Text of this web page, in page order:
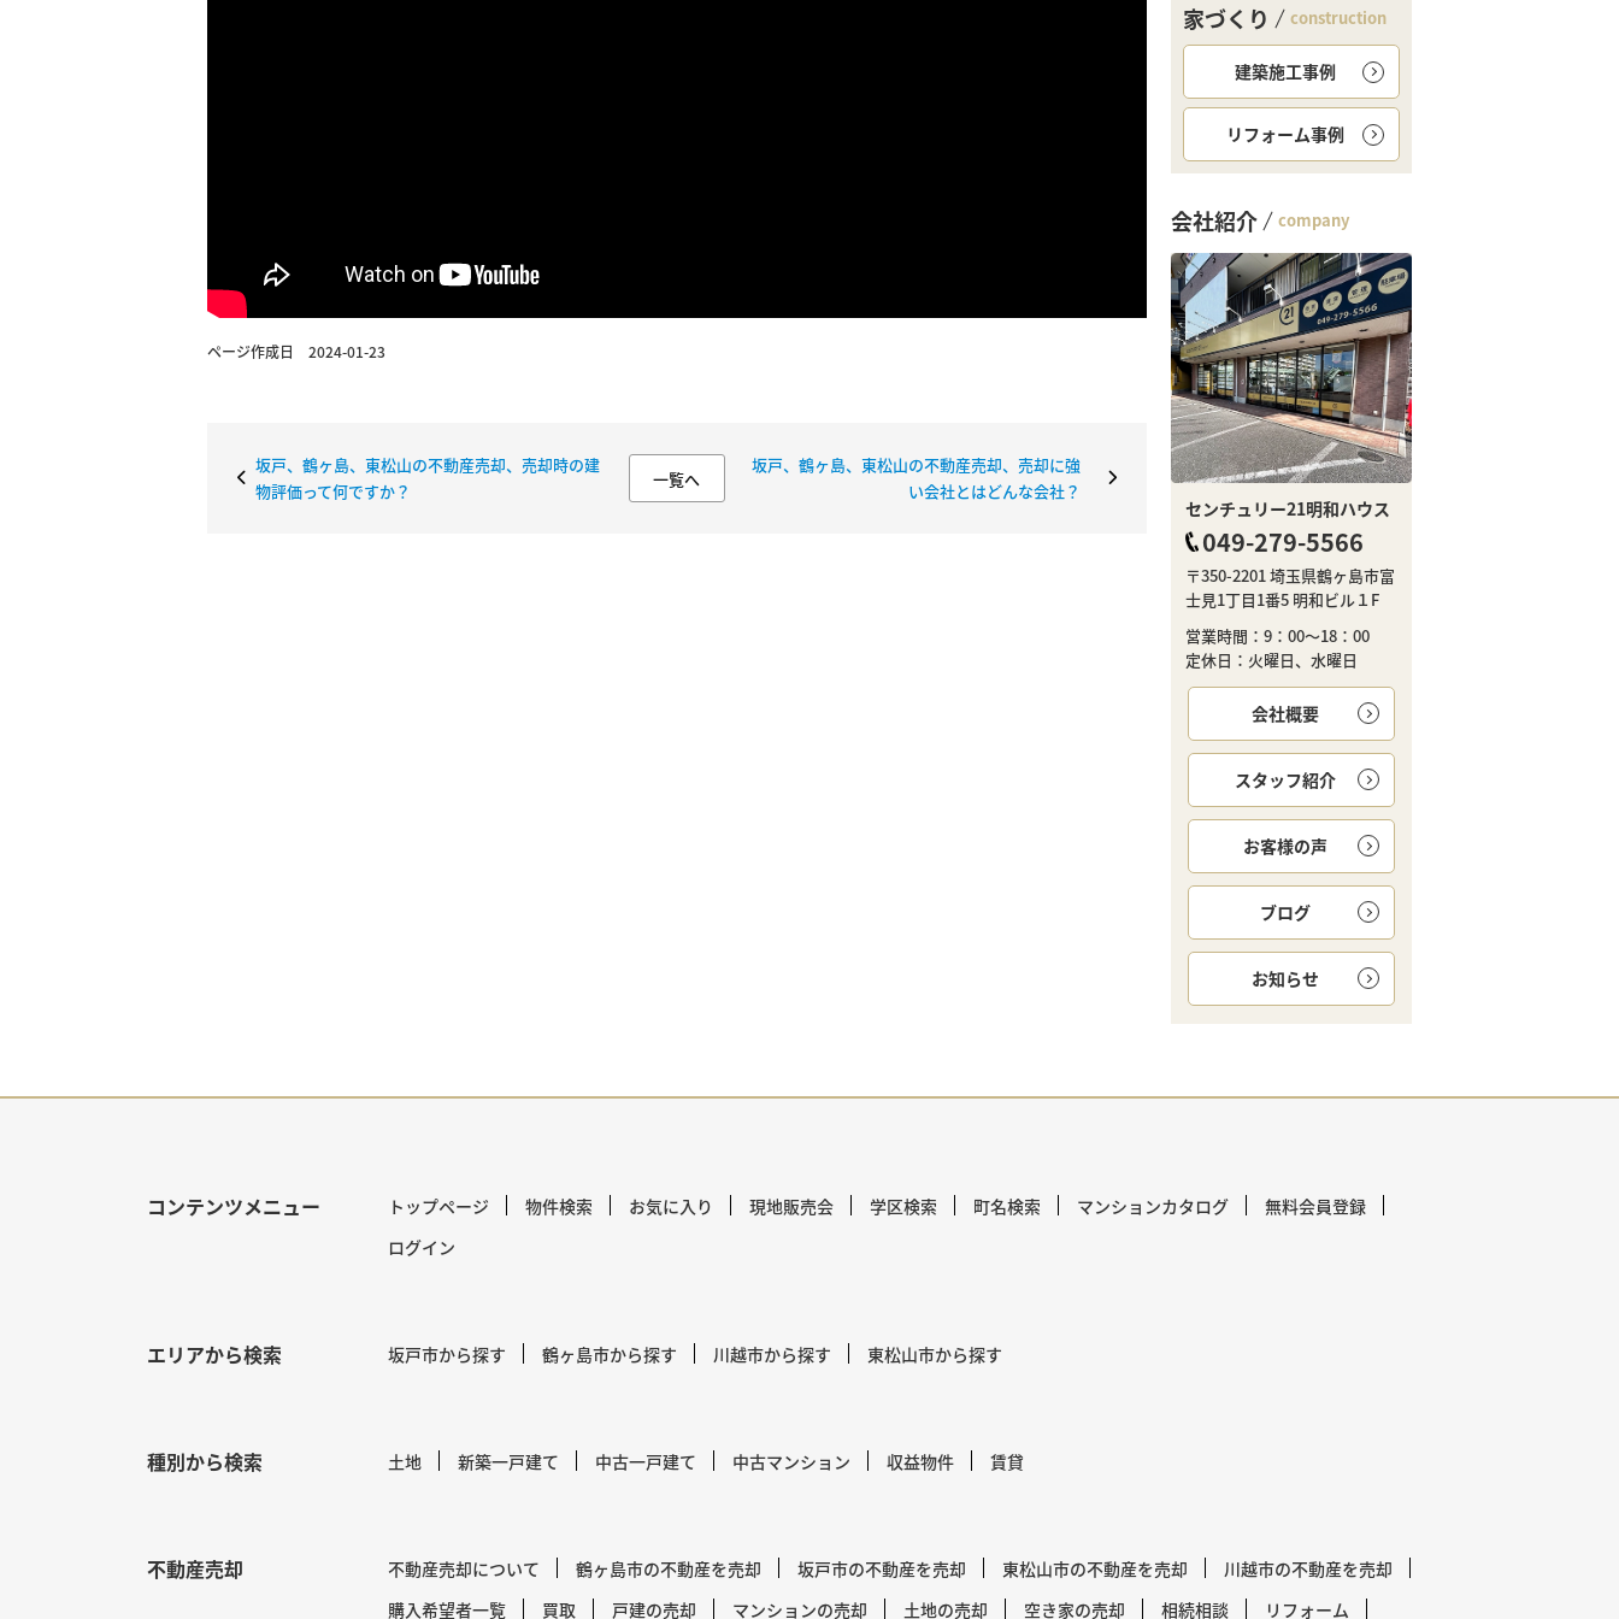
ページ作成日 2024-01-23
坂戸、鶴ヶ島、東松山の不動産売却、売却時の建
物評価って何ですか？
一覧へ
坂戸、鶴ヶ島、東松山の不動産売却、売却に強
い会社とはどんな会社？
家づくり construction
建築施工事例
リフォーム事例
会社紹介 company
センチュリー21明和ハウス
049-279-5566
〒350-2201 埼玉県鶴ヶ島市富
士見1丁目1番5 明和ビル１F
営業時間：9：00～18：00
定休日：火曜日、水曜日
会社概要
スタッフ紹介
お客様の声
ブログ
お知らせ
コンテンツメニュー トップページ 物件検索 お気に入り 現地販売会 学区検索 町名検索 マンションカタログ
無料会員登録
ログイン
エリアから検索 坂戸市から探す 鶴ヶ島市から探す 川越市から探す 東松山市から探す
種別から検索 土地 新築一戸建て 中古一戸建て 中古マンション 収益物件 賃貸
不動産売却 不動産売却について 鶴ヶ島市の不動産を売却 坂戸市の不動産を売却 東松山市の不動産を売却
川越市の不動産を売却
購入希望者一覧
買取 戸建の売却 マンションの売却 土地の売却 空き家の売却 相続相談 リフォーム